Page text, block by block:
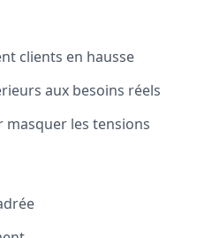
clients en hausse
aux besoins réels
les tensions